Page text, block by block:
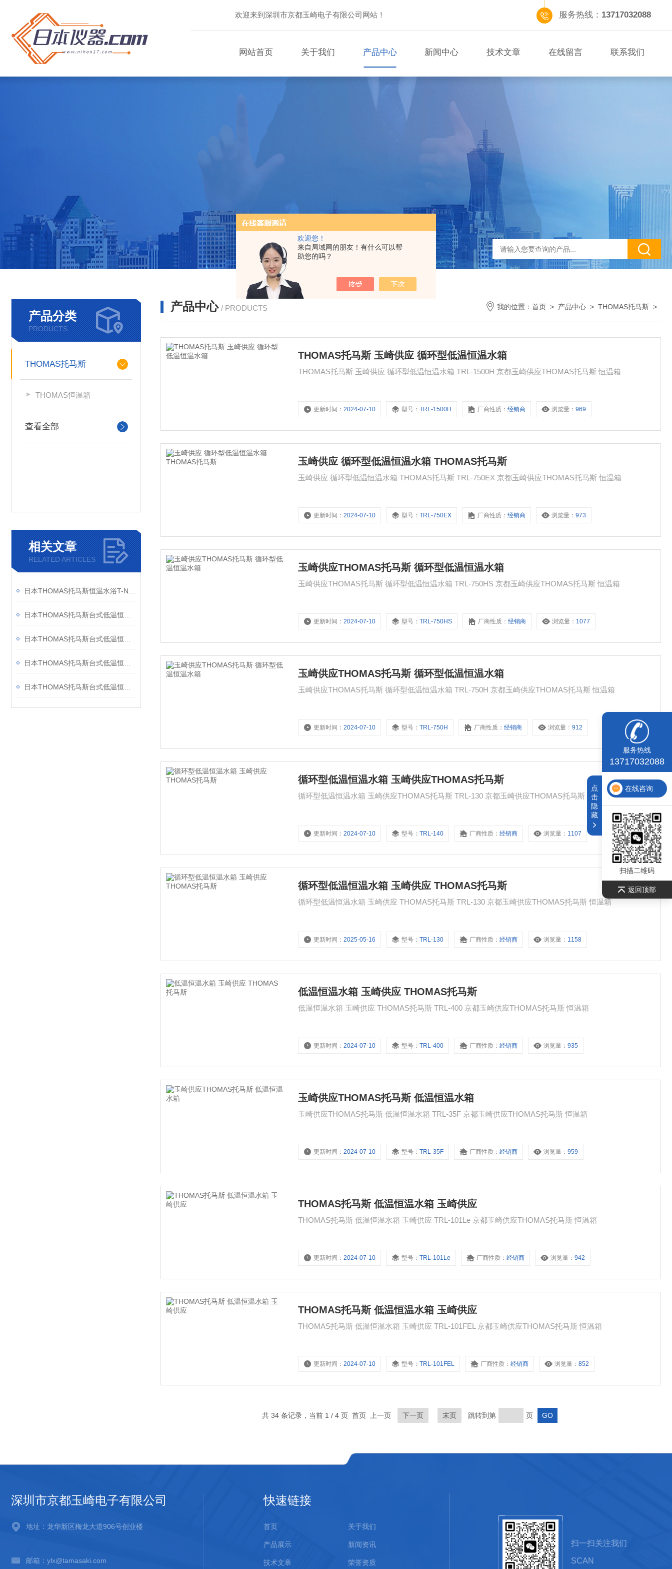
欢迎您！
来自局域网的朋友！有什么可以帮
助您的吗？
欢迎来到深圳市京都玉崎电子有限公司网站！ 服务热线： 13717032088
网站首页 关于我们 产品中心 新闻中心 技术文章 在线留言 联系我们
产品分类
PRODUCTS
THOMAS托马斯
THOMAS恒温箱
查看全部
相关文章
RELATED ARTICLES
产品中心 / PRODUCTS 我的位置： 首页 > 产品中心 > THOMAS托马斯 >
THOMAS托马斯 玉崎供应 循环型低温恒温水箱
THOMAS托马斯 玉崎供应 循环型低温恒温水箱 TRL-1500H 京都玉崎供应THOMAS托马斯 恒温箱
更新时间：2024-07-10 型号：TRL-1500H 厂商性质：经销商 浏览量：969
玉崎供应 循环型低温恒温水箱 THOMAS托马斯
玉崎供应 循环型低温恒温水箱 THOMAS托马斯 TRL-750EX 京都玉崎供应THOMAS托马斯 恒温箱
更新时间：2024-07-10 型号：TRL-750EX 厂商性质：经销商 浏览量：973
玉崎供应THOMAS托马斯 循环型低温恒温水箱
玉崎供应THOMAS托马斯 循环型低温恒温水箱 TRL-750HS 京都玉崎供应THOMAS托马斯 恒温箱
更新时间：2024-07-10 型号：TRL-750HS 厂商性质：经销商 浏览量： 1077
玉崎供应THOMAS托马斯 循环型低温恒温水箱
玉崎供应THOMAS托马斯 循环型低温恒温水箱 TRL-750H 京都玉崎供应THOMAS托马斯 恒温箱
更新时间：2024-07-10 型号：TRL-750H 厂商性质：经销商 浏览量：912
循环型低温恒温水箱 玉崎供应THOMAS托马斯
循环型低温恒温水箱 玉崎供应THOMAS托马斯 TRL-130 京都玉崎供应THOMAS托马斯 恒温箱
更新时间：2024-07-10 型号：TRL-140 厂商性质：经销商 浏览量： 1107
循环型低温恒温水箱 玉崎供应 THOMAS托马斯
循环型低温恒温水箱 玉崎供应 THOMAS托马斯 TRL-130 京都玉崎供应THOMAS托马斯 恒温箱
更新时间：2025-05-16 型号：TRL-130 厂商性质：经销商 浏览量： 1158
低温恒温水箱 玉崎供应 THOMAS托马斯
低温恒温水箱 玉崎供应 THOMAS托马斯 TRL-400 京都玉崎供应THOMAS托马斯 恒温箱
更新时间：2024-07-10 型号：TRL-400 厂商性质：经销商 浏览量：935
玉崎供应THOMAS托马斯 低温恒温水箱
玉崎供应THOMAS托马斯 低温恒温水箱 TRL-35F 京都玉崎供应THOMAS托马斯 恒温箱
更新时间：2024-07-10 型号：TRL-35F 厂商性质：经销商 浏览量：959
THOMAS托马斯 低温恒温水箱 玉崎供应
THOMAS托马斯 低温恒温水箱 玉崎供应 TRL-101Le 京都玉崎供应THOMAS托马斯 恒温箱
更新时间：2024-07-10 型号：TRL-101Le 厂商性质：经销商 浏览量：942
THOMAS托马斯 低温恒温水箱 玉崎供应
THOMAS托马斯 低温恒温水箱 玉崎供应 TRL-101FEL 京都玉崎供应THOMAS托马斯 恒温箱
更新时间：2024-07-10 型号：TRL-101FEL 厂商性质：经销商 浏览量：852
共 34 条记录，当前 1 / 4 页 首页 上一页 下一页 末页 跳转到第 页
深圳市京都玉崎电子有限公司
地址：龙华新区梅龙大道906号创业楼
邮箱：ylx@tamasaki.com
快速链接
首页 关于我们
产品展示 新闻资讯
技术文章 荣誉资质
扫一扫关注我们
SCAN
服务热线
13717032088
在线咨询
扫描二维码
返回顶部
点
击
隐
藏